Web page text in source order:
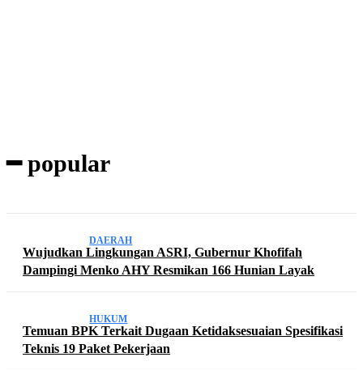
━ popular
DAERAH
Wujudkan Lingkungan ASRI, Gubernur Khofifah
Dampingi Menko AHY Resmikan 166 Hunian Layak
HUKUM
Temuan BPK Terkait Dugaan Ketidaksesuaian Spesifikasi
Teknis 19 Paket Pekerjaan